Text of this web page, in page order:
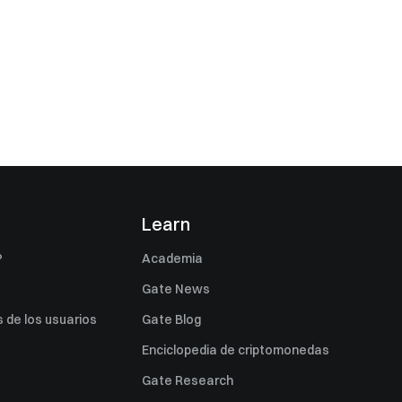
de los usuarios
Learn
Academia
Gate News
Gate Blog
Enciclopedia de criptomonedas
Gate Research